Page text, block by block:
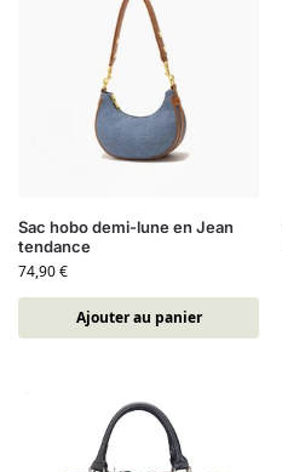
Sac hobo demi-lune en Jean
tendance
74,90€
Ajouter au panier